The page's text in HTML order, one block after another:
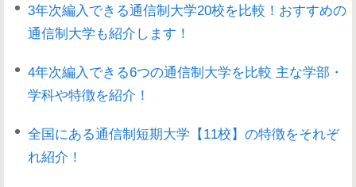
3年次編入できる通信制大学20校を比較！おすすめの
通信制大学も紹介します！
4年次編入できる6つの通信制大学を比較 主な学部・
学科や特徴を紹介！
全国にある通信制短期大学【11校】の特徴をそれぞ
れ紹介！